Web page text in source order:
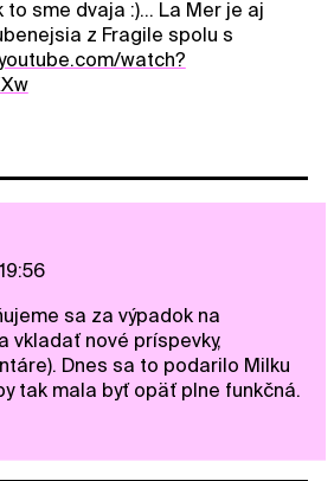
to sme dvaja :)... La Mer je aj
z Fragile spolu s
watch?
sa za výpadok na
vkladať nové príspevky,
Dnes sa to podarilo Milku
tak mala byť opäť plne funkčná.